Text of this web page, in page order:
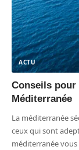
ACTU
Conseils
Méditerranée
La méditerranée
ceux qui sont
méditerranée